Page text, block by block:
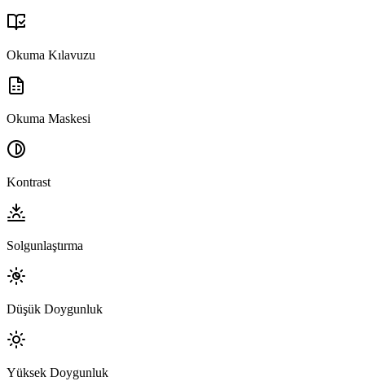
Okuma Kılavuzu
Okuma Maskesi
Kontrast
Solgunlaştırma
Düşük Doygunluk
Yüksek Doygunluk